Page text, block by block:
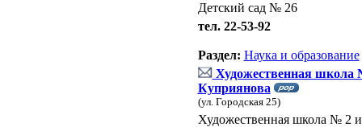
Детский сад № 26
тел. 22-53-92
Раздел: Наука и образование
Художественная
Куприянова
(ул. Городская 25)
Художественная школа № 2